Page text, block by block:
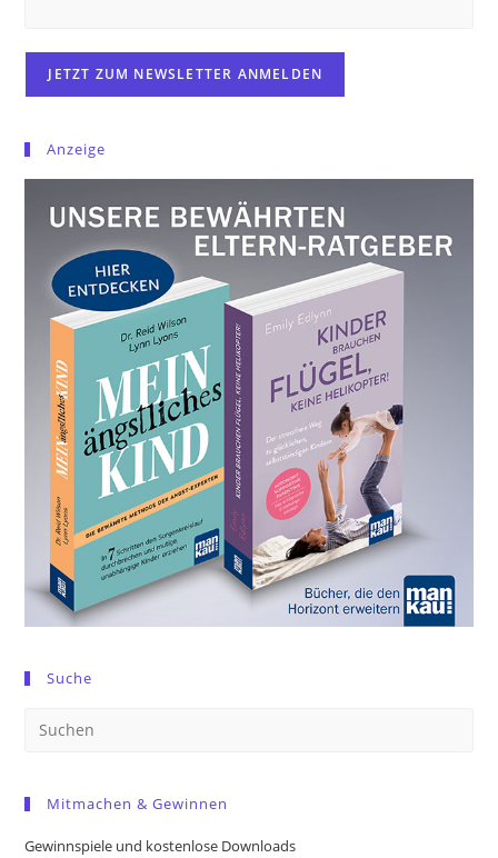
Anzeige
Suche
Mitmachen & Gewinnen
Gewinnspiele und kostenlose Downloads